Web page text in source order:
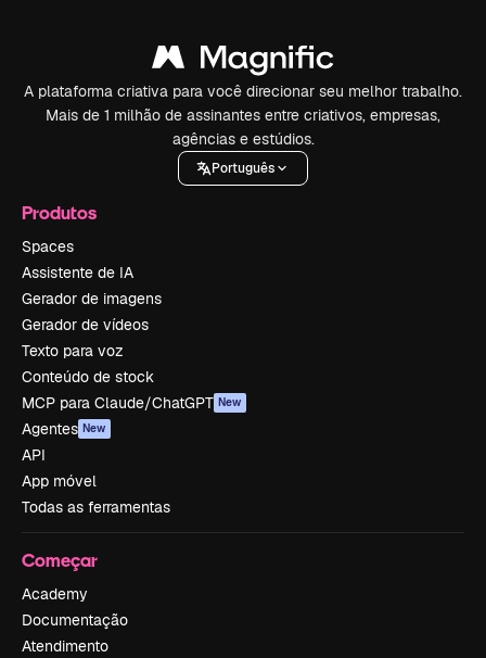
A plataforma criativa para você direcionar seu melhor trabalho.
Mais de 1 milhão de assinantes entre criativos, empresas,
agências e estúdios.
Português
Produtos
Spaces
Assistente de IA
Gerador de imagens
Gerador de vídeos
Texto para voz
Conteúdo de stock
MCP para Claude/ChatGPT New
Agentes New
API
App móvel
Todas as ferramentas
Começar
Academy
Documentação
Atendimento